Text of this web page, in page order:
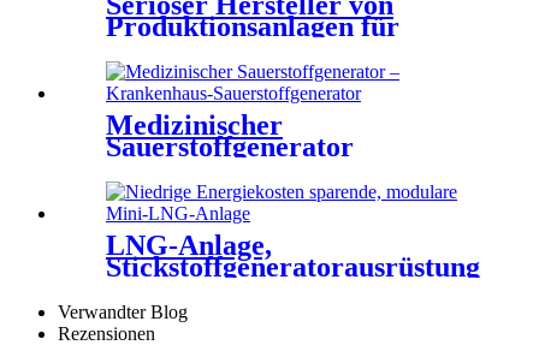
Produktionsanlagen für
flüssigen Sauerstoff, Stickstoff
und Argon
Medizinischer
Sauerstoffgenerator
Krankenhaus-
Sauerstoffgenerator
Medizinische
Sauerstoffgeneratorausrüstung
LNG-Anlage,
Stickstoffgeneratorausrüstung,
industrielle
Stickstoffmaschine
Verwandter Blog
Rezensionen